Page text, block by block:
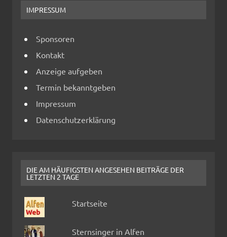
IMPRESSUM
Sponsoren
Kontakt
Anzeige aufgeben
Termin bekanntgeben
Impressum
Datenschutzerklärung
DIE AM HÄUFIGSTEN ANGESEHEN BEITRÄGE DER
LETZTEN 2 TAGE
Startseite
Sternsinger in Alfen